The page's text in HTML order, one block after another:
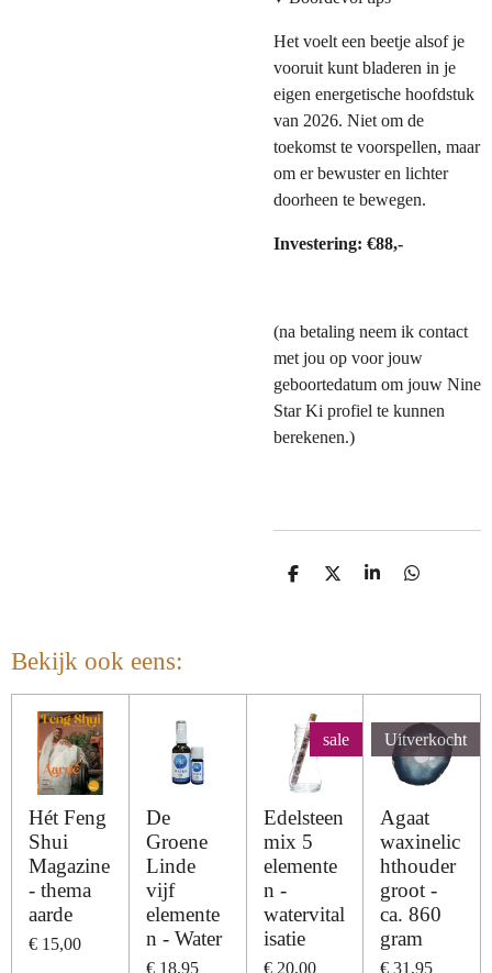
Het voelt een beetje alsof je
vooruit kunt bladeren in je
eigen energetische hoofdstuk
van 2026. Niet om de
toekomst te voorspellen, maar
om er bewuster en lichter
doorheen te bewegen.
Investering: €88,-
(na betaling neem ik contact
met jou op voor jouw
geboortedatum om jouw Nine
Star Ki profiel te kunnen
berekenen.)
D
D
S
D
Bekijk ook eens:
Hét Feng
Shui
Magazine
- thema
aarde
€ 15,00
De
Groene
Linde
vijf
elemente
n - Water
€ 18,95
sale
Edelsteen
mix 5
elemente
n -
watervital
isatie
€ 20,00
Uitverkocht
Agaat
waxinelic
hthouder
groot -
ca. 860
gram
€ 31,95